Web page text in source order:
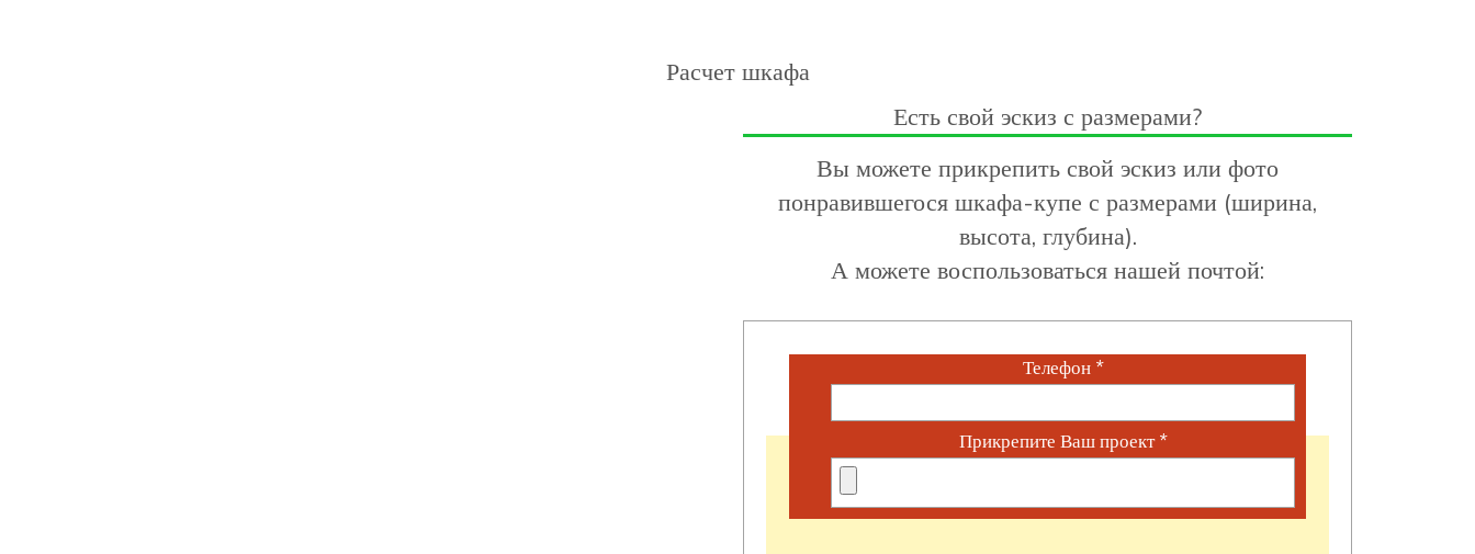
Расчет шкафа
Есть свой эскиз с размерами?
Вы можете прикрепить свой эскиз или фото
понравившегося шкафа-купе с размерами (ширина,
высота, глубина).
А можете воспользоваться нашей почтой:
Телефон *
Прикрепите Ваш проект*